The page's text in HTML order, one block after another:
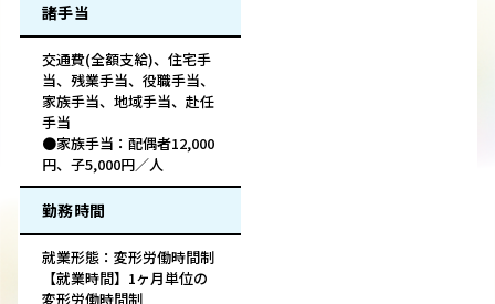
諸手当
交通費(全額支給)、住宅手
当、残業手当、役職手当、
家族手当、地域手当、赴任
手当
●家族手当：配偶者12,000
円、子5,000円／人
勤務時間
就業形態：変形労働時間制
【就業時間】1ヶ月単位の
変形労働時間制